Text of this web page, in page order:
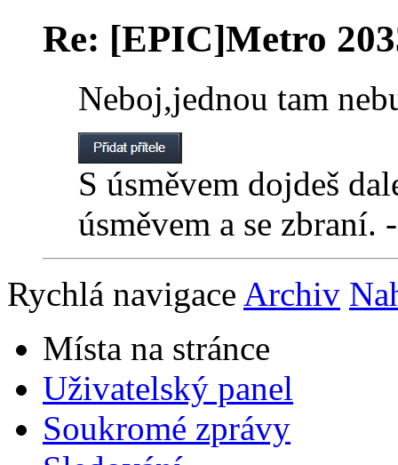
Re: [EPIC]Metro
Neboj,jednou tam
S úsměvem dojdeš
úsměvem a se zbraní.
Rychlá navigace Archiv
Místa na stránce
Uživatelský panel
Soukromé zprávy